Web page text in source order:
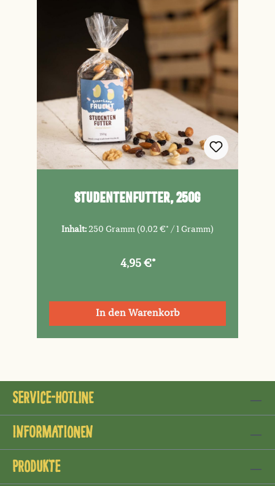
Studentenfutter, 250g
Inhalt: 250 Gramm (0,02 €* / 1 Gramm)
4,95 €*
In den Warenkorb
Service-Hotline
Informationen
Produkte